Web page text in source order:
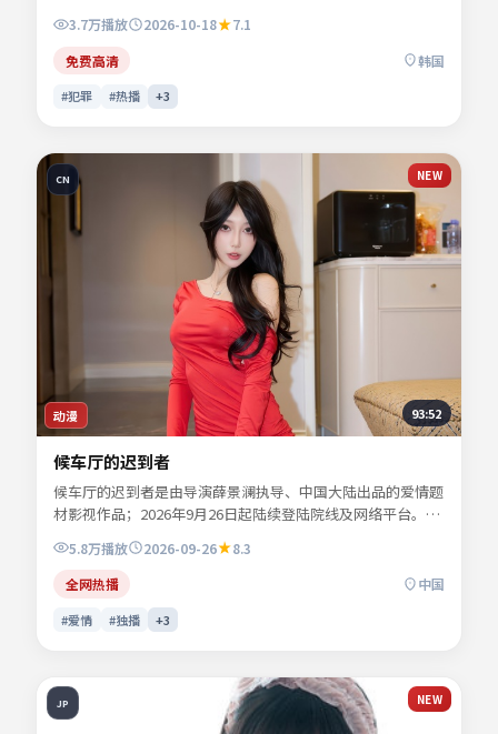
书砚、许临渊、陆见微、宋慕青等共同诠释一段充满转折的人
物命运。故事围绕都市边缘人物的抉择展开，情感真挚而不失
悬念。适合检索「犯罪电影」「韩国影片」「2026年上映」
等关键词的观众收藏。
3.7万播放 2026-10-18
7.1
免费高清
韩国
#犯罪 #热播 +3
动漫
CN NEW
93:52
候车厅的迟到者
候车厅的迟到者是由导演薛景澜执导、中国大陆出品的爱情题
材影视作品；2026年9月26日起陆续登陆院线及网络平台。主
演秦牧野、沈栖迟、景行止等共同诠释一段充满转折的人物命
运。节奏张弛有度，动作场面与心理刻画交替推进。可在本站
免费高清在线观看完整剧情与主创访谈摘要。
5.8万播放 2026-09-26
8.3
全网热播
中国
#爱情 #独播 +3
JP NEW